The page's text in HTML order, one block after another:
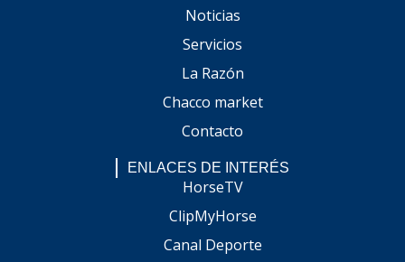
Noticias
Servicios
La Razón
Chacco market
Contacto
ENLACES DE INTERÉS
HorseTV
ClipMyHorse
Canal Deporte